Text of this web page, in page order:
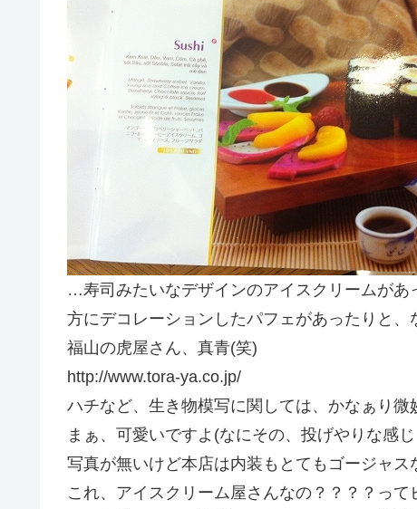
…寿司みたいなデザインのアイスクリームがあ
方にデコレーションしたパフェがあったりと、
福山の虎屋さん、真青(笑)
http://www.tora-ya.co.jp/
ハチなど、生き物模写に関しては、かなぁり微
まぁ、可愛いですよ(なにその、投げやりな感
写真が無いけど本店は内装もとてもゴージャス
これ、アイスクリーム屋さんなの？？？？って